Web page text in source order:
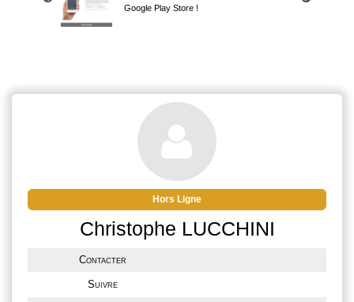
Google Play Store !
Google Play Store !
Hors Ligne
Christophe LUCCHINI
Contacter
Suivre